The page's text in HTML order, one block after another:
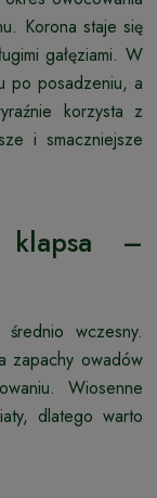
Korona staje się
gałęziami. W
po posadzeniu, a
korzysta z
i smaczniejsze
klapsa –
wczesny.
zapachy owadów
Wiosenne
dlatego warto